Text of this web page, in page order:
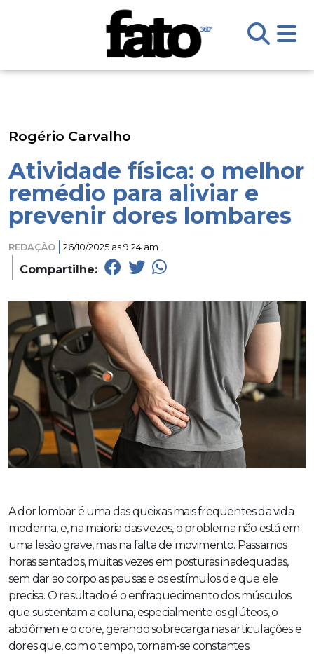
Rogério Carvalho
Atividade física: o melhor
remédio para aliviar e
prevenir dores lombares
REDAÇÃO 26/10/2025 as 9:24 am
Compartilhe:
A dor lombar é uma das queixas mais frequentes da vida
moderna, e, na maioria das vezes, o problema não está em
uma lesão grave, mas na falta de movimento. Passamos
horas sentados, muitas vezes em posturas inadequadas,
sem dar ao corpo as pausas e os estímulos de que ele
precisa. O resultado é o enfraquecimento dos músculos
que sustentam a coluna, especialmente os glúteos, o
abdômen e o core, gerando sobrecarga nas articulações e
dores que, com o tempo, tornam-se constantes.